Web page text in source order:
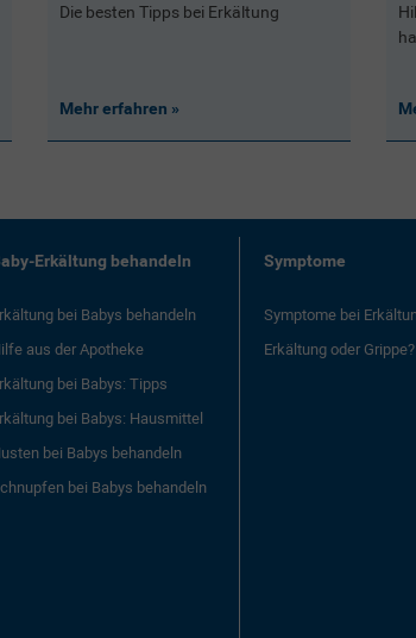
Die besten Tipps bei Erkältung
Mehr erfahren
Erkältung behandeln
bei Babys behandeln
aus der Apotheke
bei Babys: Tipps
bei Babys: Hausmittel
bei Babys behandeln
bei Babys behandeln
Symptome
Symptome bei
Erkältung oder Grippe?